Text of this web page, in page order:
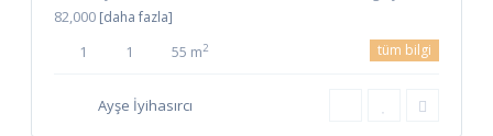
82,000 [daha fazla]
1 1 55 m2 tüm bilgi
Ayşe İyihasırcı